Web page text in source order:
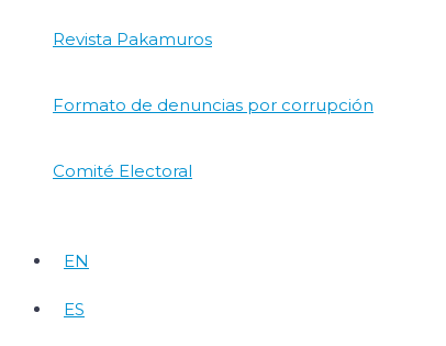
Revista Pakamuros
Formato de denuncias por corrupción
Comité Electoral
EN
ES